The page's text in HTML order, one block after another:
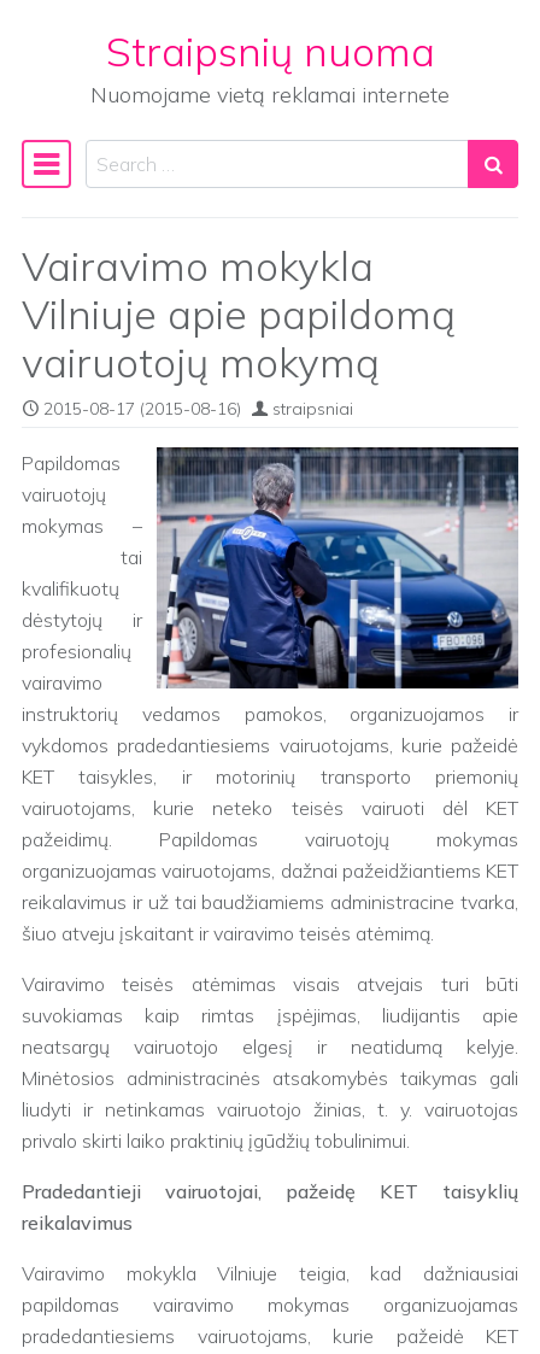
Straipsnių nuoma
Nuomojame vietą reklamai internete
Main Navigation
Search
Vairavimo mokykla
Vilniuje apie papildomą
vairuotojų mokymą
2015-08-17 (2015-08-16) straipsniai
Papildomas
vairuotojų
mokymas –
tai
kvalifikuotų
dėstytojų ir
profesionalių
vairavimo
instruktorių vedamos pamokos, organizuojamos ir
vykdomos pradedantiesiems vairuotojams, kurie pažeidė
KET taisykles, ir motorinių transporto priemonių
vairuotojams, kurie neteko teisės vairuoti dėl KET
pažeidimų. Papildomas vairuotojų mokymas
organizuojamas vairuotojams, dažnai pažeidžiantiems KET
reikalavimus ir už tai baudžiamiems administracine tvarka,
šiuo atveju įskaitant ir vairavimo teisės atėmimą.
Vairavimo teisės atėmimas visais atvejais turi būti
suvokiamas kaip rimtas įspėjimas, liudijantis apie
neatsargų vairuotojo elgesį ir neatidumą kelyje.
Minėtosios administracinės atsakomybės taikymas gali
liudyti ir netinkamas vairuotojo žinias, t. y. vairuotojas
privalo skirti laiko praktinių įgūdžių tobulinimui.
Pradedantieji vairuotojai, pažeidę KET taisyklių
reikalavimus
Vairavimo mokykla Vilniuje teigia, kad dažniausiai
papildomas vairavimo mokymas organizuojamas
pradedantiesiems vairuotojams, kurie pažeidė KET